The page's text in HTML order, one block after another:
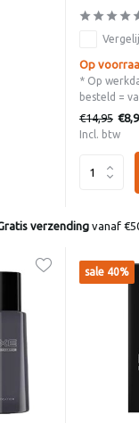
Op
* Op
besteld =
€14,95
Incl. btw
Bekend van de Radio
sale 40%